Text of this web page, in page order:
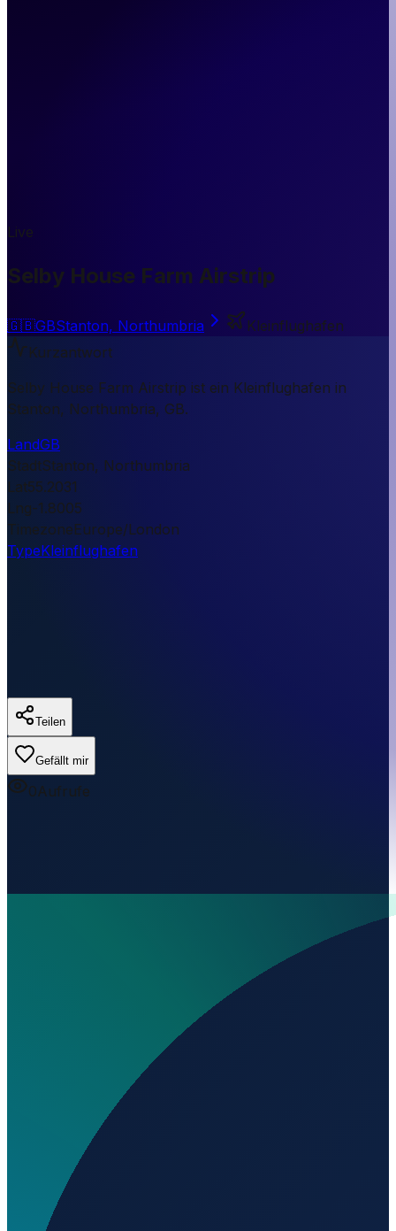
Live
Selby House Farm Airstrip
🇬🇧GBStanton, Northumbria
Kleinflughafen
Kurzantwort
Selby House Farm Airstrip ist ein Kleinflughafen in
Stanton, Northumbria, GB.
LandGB
StadtStanton, Northumbria
Lat55.2031
Lng-1.8005
TimezoneEurope/London
TypeKleinflughafen
Teilen
Gefällt mir
0Aufrufe
Wo liegt Selby House Farm Airstrip?
Wird geladen...
55.20306